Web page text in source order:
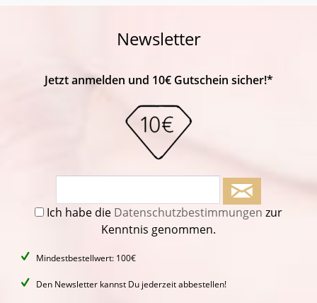
Newsletter
Jetzt anmelden und 10€ Gutschein sicher!*
Ich habe die Datenschutzbestimmungen zur
Kenntnis genommen.
Mindestbestellwert: 100€
Den Newsletter kannst Du jederzeit abbestellen!